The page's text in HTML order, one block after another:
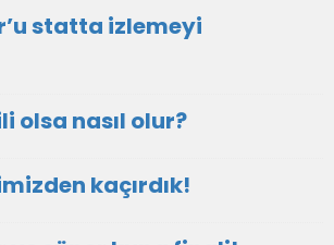
statta izlemeyi
olsa nasıl olur?
kaçırdık!